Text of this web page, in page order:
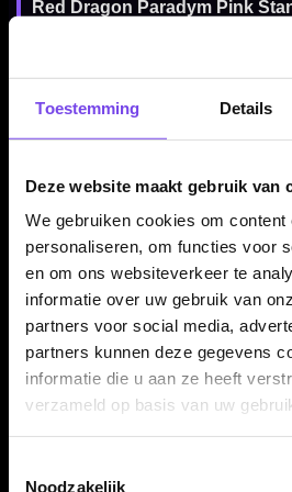
Toestemming Details
Deze website maakt gebruik van
We gebruiken cookies om content
personaliseren, om functies voor
en om ons websiteverkeer te
informatie over uw gebruik van
partners voor social media,
partners kunnen deze gegevens
informatie die u aan ze heeft
verzameld op basis van uw
Noodzakelijk
Red Dragon Paradym Pink
De Red Dragon Paradym Pink
flights voor één complete set
voorzien van stevige Red Dragon
Kenmerken van de Red Dragon
Flights
Originele Red Dragon dart flights
✓
Paradym Pink design
✓ Premium Standard uitvoering
✓ Roze-witte uitvoering